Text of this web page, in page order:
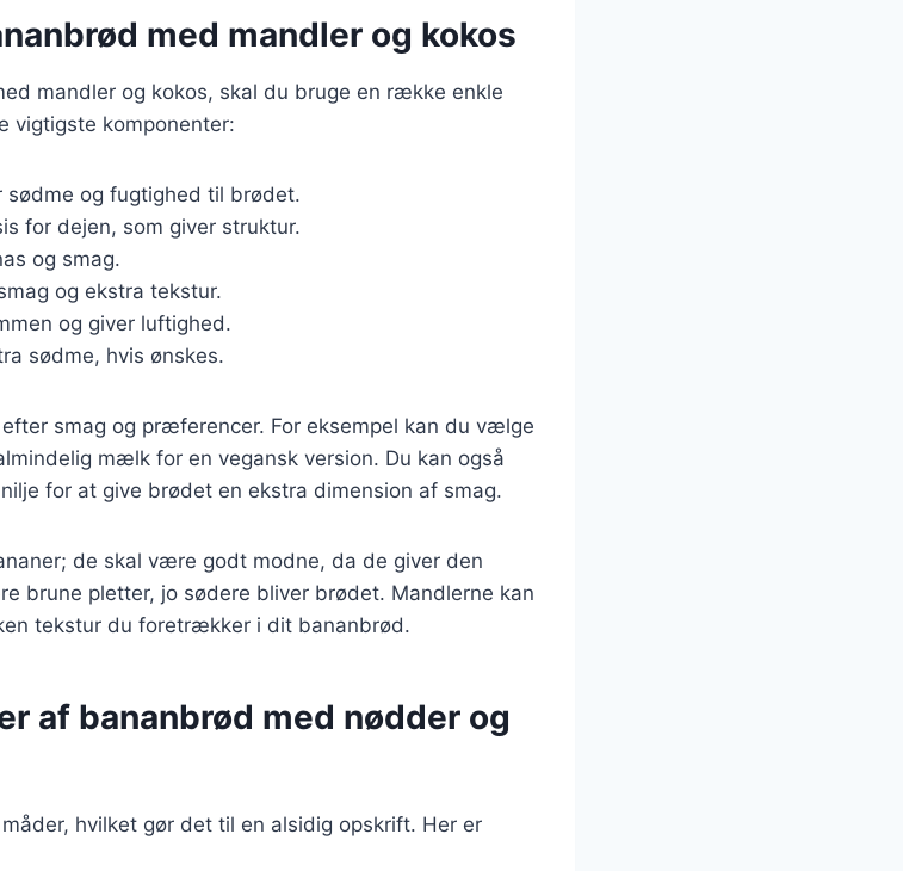
med mandler og kokos
mandler og kokos, skal du bruge en række enkle
vigtigste komponenter:
sødme og fugtighed til brødet.
for dejen, som giver struktur.
og smag.
og ekstra tekstur.
og giver luftighed.
sødme, hvis ønskes.
smag og præferencer. For eksempel kan du vælge
mælk for en vegansk version. Du kan også
for at give brødet en ekstra dimension af smag.
de skal være godt modne, da de giver den
brune pletter, jo sødere bliver brødet. Mandlerne kan
tekstur du foretrækker i dit bananbrød.
af bananbrød med nødder og
hvilket gør det til en alsidig opskrift. Her er